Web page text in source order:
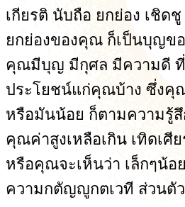
เกียรติ นับถือ ยกย่อง เชิด
ยกย่องของคุณ ก็เป็นบุญข
คุณมีบุญ มีกุศล มีความดี
ประโยชน์แก่คุณบ้าง ซึ่งคุ
หรือมันน้อย ก็ตามความรู้
คุณค่าสูงเหลือเกิน เทิดเศี
หรือคุณจะเห็นว่า เล็กๆน้อ
ความกตัญญูกตเวที ส่วนตั